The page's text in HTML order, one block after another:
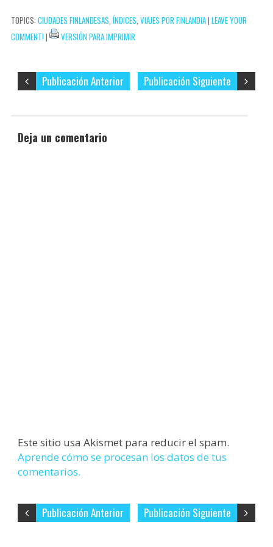
electrónico…
TOPICS: CIUDADES FINLANDESAS ÍNDICES VIAJES POR FINLANDIA| LEAVE YOUR
COMMENT!| VERSIÓN PARA IMPRIMIR
Publicación Siguiente
Publicación Anterior
Deja un comentario
Este sitio usa Akismet para reducir el spam.
Aprende cómo se procesan los datos de tus
comentarios.
Publicación Siguiente
Publicación Anterior